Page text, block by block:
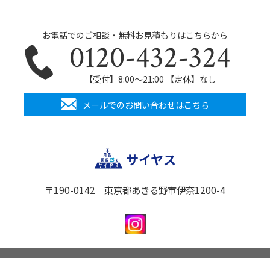
お電話でのご相談・無料お見積もりはこちらから
0120-432-324
【受付】8:00〜21:00 【定休】なし
メールでのお問い合わせはこちら
サイヤス
〒190-0142 東京都あきる野市伊奈1200-4